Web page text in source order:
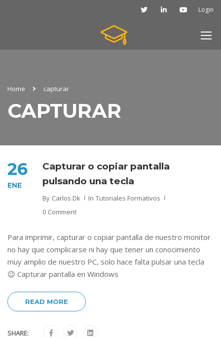
Login
Home capturar
CAPTURAR
26
ENE
Capturar o copiar pantalla
pulsando una tecla
By Carlos Dk In Tutoriales Formativos
0 Comment
Para imprimir, capturar o copiar pantalla de nuestro monitor
no hay que complicarse ni hay que tener un conocimiento
muy amplio de nuestro PC, solo hace falta pulsar una tecla
😉 Capturar pantalla en Windows
READ MORE
SHARE: